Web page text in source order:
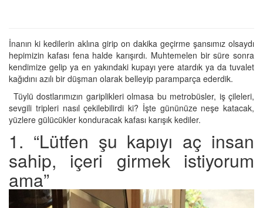
İnanın ki kedilerin aklına girip on dakika geçirme şansımız olsaydı
hepimizin kafası fena halde karışırdı. Muhtemelen bir süre sonra
kendimize gelip ya en yakındaki kupayı yere atardık ya da tuvalet
kağıdını azılı bir düşman olarak belleyip paramparça ederdik.
Tüylü dostlarımızın gariplikleri olmasa bu metrobüsler, iş çileleri,
sevgili tripleri nasıl çekilebilirdi ki? İşte gününüze neşe katacak,
yüzlere gülücükler konduracak kafası karışık kediler.
1. “Lütfen şu kapıyı aç insan
sahip, içeri girmek istiyorum
ama”